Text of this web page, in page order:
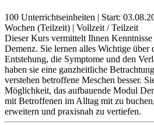
100 Unterrichtseinheiten | Start:
Wochen (Teilzeit) | Vollzeit / Teilzeit
Dieser Kurs vermittelt Ihnen
Demenz. Sie lernen alles Wichtige über
Entstehung, die Symptome und den
haben sie eine ganzheitliche
verstehen betroffene Meschen besser.
Möglichkeit, das aufbauende Modul
mit Betroffenen im Alltag mit zu
erweitern und praxisnah zu vertiefen.